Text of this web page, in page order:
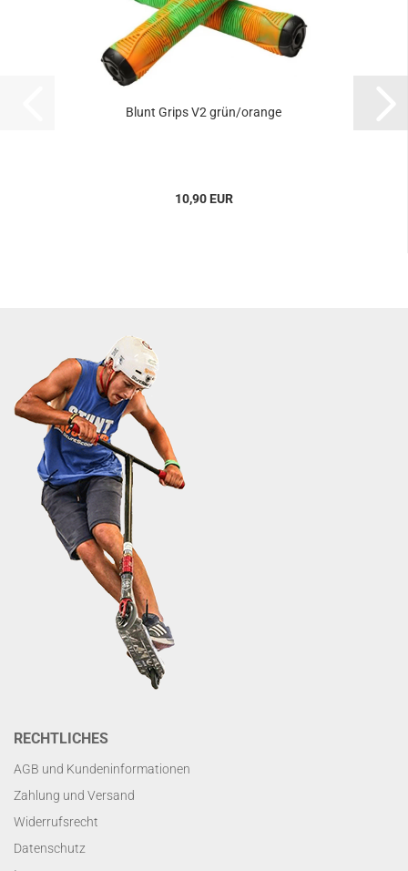
Blunt Grips V2 grün/orange
10,90 EUR
RECHTLICHES
AGB und Kundeninformationen
Zahlung und Versand
Widerrufsrecht
Datenschutz